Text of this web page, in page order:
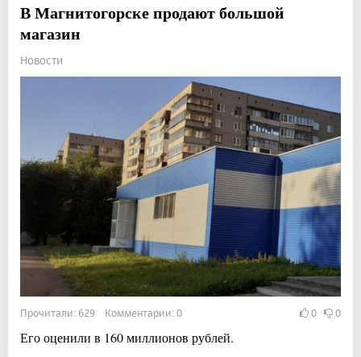
В Магнитогорске продают большой
магазин
Новости
Прочитали: 629 Комментарии: 0 0 0
Его оценили в 160 миллионов рублей.